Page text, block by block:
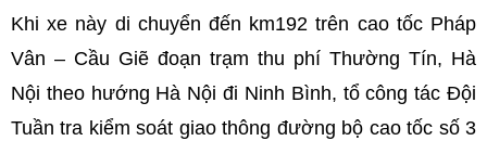
Khi xe này di chuyển đến km192 trên cao tốc Pháp
Vân – Cầu Giẽ đoạn trạm thu phí Thường Tín, Hà
Nội theo hướng Hà Nội đi Ninh Bình, tổ công tác Đội
Tuần tra kiểm soát giao thông đường bộ cao tốc số 3